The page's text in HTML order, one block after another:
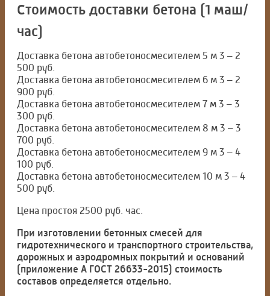
Стоимость доставки бетона (1 маш/
час)
Доставка бетона автобетоносмесителем 5 м 3 – 2
500 руб.
Доставка бетона автобетоносмесителем 6 м 3 – 2
900 руб.
Доставка бетона автобетоносмесителем 7 м 3 – 3
300 руб.
Доставка бетона автобетоносмесителем 8 м 3 – 3
700 руб.
Доставка бетона автобетоносмесителем 9 м 3 – 4
100 руб.
Доставка бетона автобетоносмесителем 10 м 3 – 4
500 руб.
Цена простоя 2500 руб. час.
При изготовлении бетонных смесей для
гидротехнического и транспортного строительства,
дорожных и аэродромных покрытий и оснований
(приложение А ГОСТ 26633-2015) стоимость
составов определяется отдельно.